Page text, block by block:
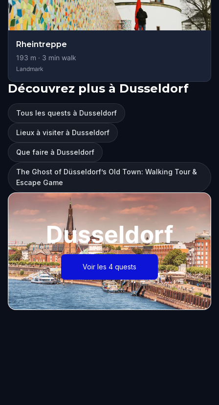
Rheintreppe
193 m · 3 min walk
Landmark
Découvrez plus à Dusseldorf
Tous les quests à Dusseldorf
Lieux à visiter à Dusseldorf
Que faire à Dusseldorf
The Ghost of Düsseldorf’s Old Town: Walking Tour &
Escape Game
Dusseldorf
Voir les 4 quests